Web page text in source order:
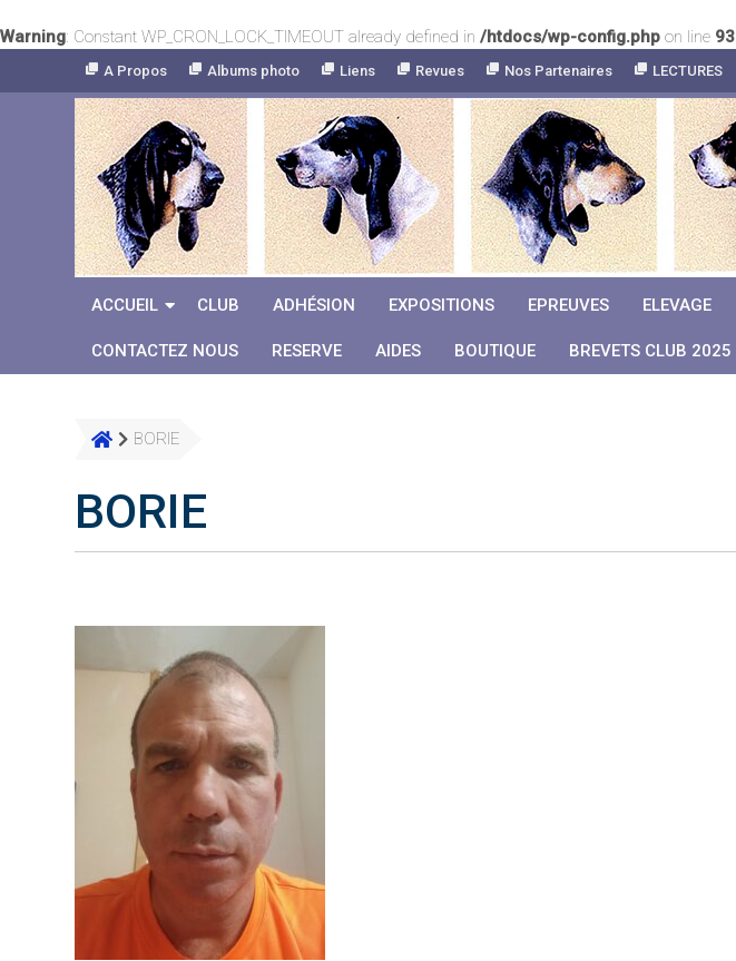
Warning: Constant WP_CRON_LOCK_TIMEOUT already defined in /htdocs/wp-config.php on line 93
A Propos Albums photo Liens Revues Nos Partenaires LECTURES
ACCUEIL CLUB ADHÉSION EXPOSITIONS EPREUVES ELEVAGE
CONTACTEZ NOUS RESERVE AIDES BOUTIQUE BREVETS CLUB 2025
BORIE
BORIE